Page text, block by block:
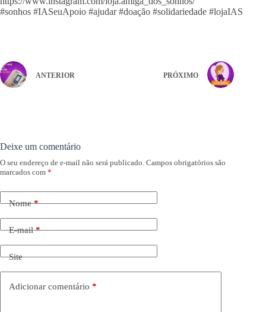
#sonhos #IASeuApoio #ajudar #doação #solidariedade #lojaIAS
ANTERIOR PRÓXIMO
Deixe um comentário
O seu endereço de e-mail não será publicado. Campos obrigatórios são
marcados com *
Nome*
E-mail*
Site
Adicionar comentário *